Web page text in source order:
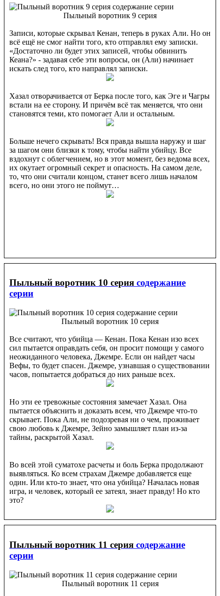
Пыльный воротник 9 серия
Записи, которые скрывал Кенан, теперь в руках Али. Но он
всё ещё не смог найти того, кто отправлял ему записки.
«Достаточно ли будет этих записей, чтобы обвинить
Кеана?» - задавая себе эти вопросы, он (Али) начинает
искать след того, кто направлял записки.
Хазал отворачивается от Берка после того, как Эге и Чагры
встали на ее сторону. И причём всё так меняется, что они
становятся теми, кто помогает Али и остальным.
Больше нечего скрывать! Вся правда вышла наружу и шаг
за шагом они близки к тому, чтобы найти убийцу. Все
вздохнут с облегчением, но в этот момент, без ведома всех,
их окутает огромный секрет и опасность. На самом деле,
то, что они считали концом, станет всего лишь началом
всего, но они этого не поймут…
Пыльный воротник 10 серия содержание
серии
Пыльный воротник 10 серия
Все считают, что убийца — Кенан. Пока Кенан изо всех
сил пытается оправдать себя, он просит помощи у самого
неожиданного человека, Джемре. Если он найдет часы
Вефы, то будет спасен. Джемре, узнавшая о существовании
часов, попытается добраться до них раньше всех.
Но эти ее тревожные состояния замечает Хазал. Она
пытается объяснить и доказать всем, что Джемре что-то
скрывает. Пока Али, не подозревая ни о чем, проживает
свою любовь к Джемре, Зейно замышляет план из-за
тайны, раскрытой Хазал.
Во всей этой суматохе расчеты и боль Берка продолжают
выявляться. Ко всем страхам Джемре добавляется еще
один. Или кто-то знает, что она убийца? Началась новая
игра, и человек, который ее затеял, знает правду! Но кто
это?
Пыльный воротник 11 серия содержание
серии
Пыльный воротник 11 серия